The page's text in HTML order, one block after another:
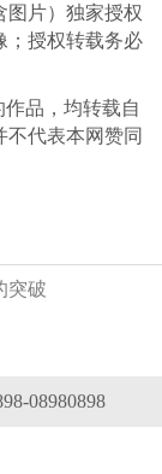
片）独家授权
；授权转载务必
品，均转载自
代表本网赞同
突破
08980898